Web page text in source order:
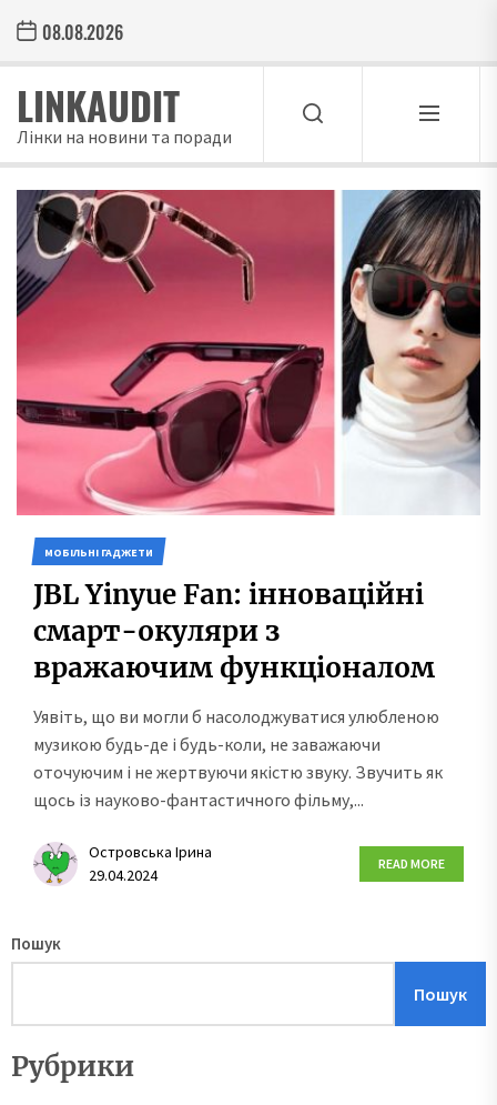
the
content
08.08.2026
LINKAUDIT
Лінки на новини та поради
МОБІЛЬНІ ГАДЖЕТИ
JBL Yinyue Fan: інноваційні
смарт-окуляри з
вражаючим функціоналом
Уявіть, що ви могли б насолоджуватися улюбленою
музикою будь-де і будь-коли, не заважаючи
оточуючим і не жертвуючи якістю звуку. Звучить як
щось із науково-фантастичного фільму,...
Островська Ірина
29.04.2024
READ MORE
Пошук
Пошук
Рубрики